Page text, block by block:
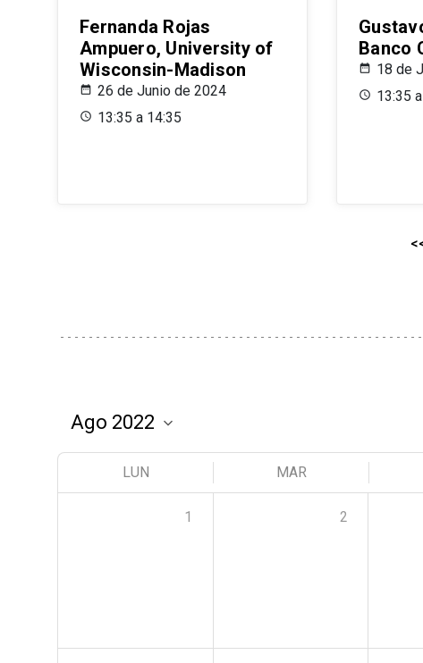
Fernanda Rojas
Ampuero, University of
Wisconsin-Madison
26 de Junio de 2024
13:35 a 14:35
Banco
18 de
13:35
LUN MAR
1 2